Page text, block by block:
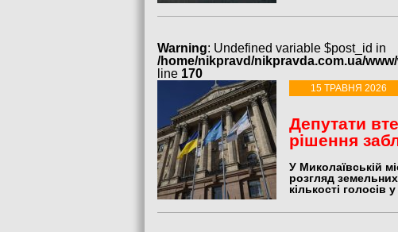
Warning: Undefined variable $post_id in
/home/nikpravd/nikpravda.com.ua/
line 170
15 ТРАВНЯ 2026
Депутати
рішення
У Миколаївській
розгляд земельних
кількості голосів